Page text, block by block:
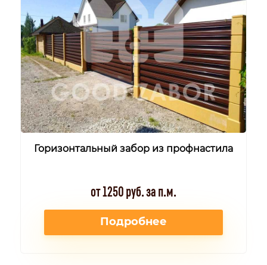
Горизонтальный забор из профнастила
от 1250 руб. за п.м.
Подробнее